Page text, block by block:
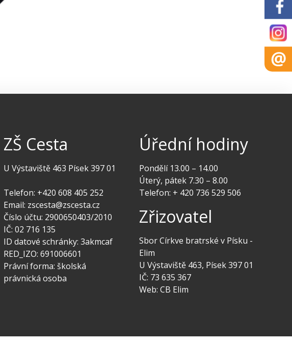
ZŠ Cesta
U Výstaviště 463 Písek 397 01
Telefon: +420 608 405 252
Email: zscesta@zscesta.cz
Číslo účtu: 2900650403/2010
IČ: 02 716 135
ID datové schránky: 3akmcaf
RED_IZO: 691006601
Právní forma: školská
právnická osoba
Úřední hodiny
Pondělí 13.00 – 14.00
Úterý, pátek 7.30 – 8.00
Telefon: + 420 736 529 506
Zřizovatel
Sbor Církve bratrské v Písku -
Elim
U Výstaviště 463, Písek 397 01
IČ: 73 635 367
Web: CB Elim